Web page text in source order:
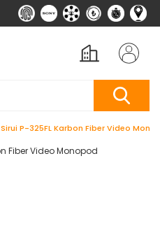
Sirui P-325FL Karbon Fiber Video